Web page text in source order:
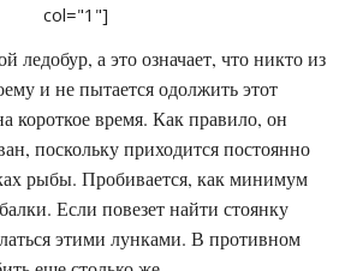
col="1"]
ледобур, а это означает, что никто из
и не пытается одолжить этот
короткое время. Как правило, он
поскольку приходится постоянно
рыбы. Пробивается, как минимум
Если повезет найти стоянку
этими лунками. В противном